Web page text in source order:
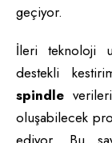
geçiyor.
İleri teknoloji
destekli
spindle
oluşabilecek